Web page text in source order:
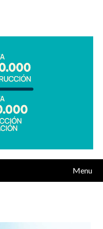
Menu